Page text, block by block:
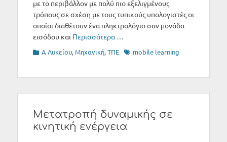
με το περιβάλλον με πολύ πιο εξελιγμένους
τρόπους σε σχέση με τους τυπικούς υπολογιστές οι
οποίοι διαθέτουν ένα πληκτρολόγιο σαν μονάδα
εισόδου και Περισσότερα …
Categories
Α Λυκείου, Μηχανική,ΤΠΕ Tagsmobile learning
Μετατροπή δυναμικής σε
κινητική ενέργεια